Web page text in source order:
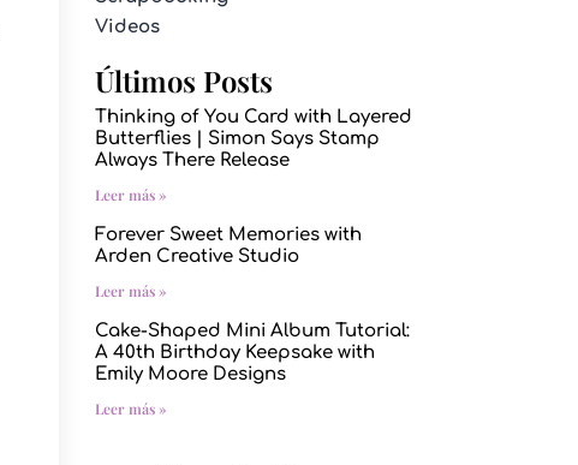
Videos
Últimos Posts
Thinking of You Card with Layered
Butterflies | Simon Says Stamp
Always There Release
Leer más »
Forever Sweet Memories with
Arden Creative Studio
Leer más »
Cake-Shaped Mini Album Tutorial:
A 40th Birthday Keepsake with
Emily Moore Designs
Leer más »